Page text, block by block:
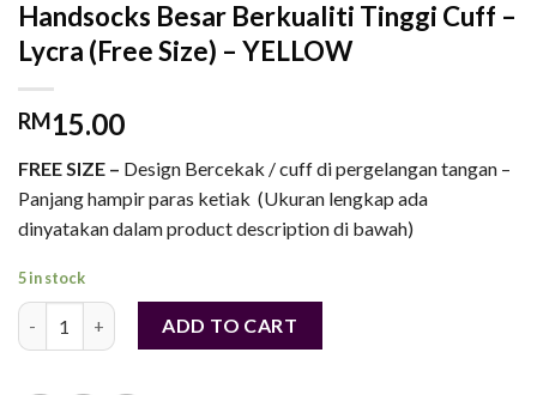
Handsocks Besar Berkualiti Tinggi Cuff –
Lycra (Free Size) – YELLOW
RM15.00
FREE SIZE – Design Bercekak / cuff di pergelangan tangan –
Panjang hampir paras ketiak (Ukuran lengkap ada
dinyatakan dalam product description di bawah)
5 in stock
Handsocks Besar Berkualiti Tinggi Cuff – Lycra (Free Size) -
ADD TO CART